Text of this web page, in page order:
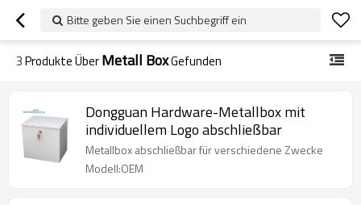
Bitte geben Sie einen Suchbegriff ein
3Produkte ÜberMetall BoxGefunden
Dongguan Hardware-Metallbox mit
individuellem Logo abschließbar
Metallbox abschließbar für verschiedene Zwecke
Modell:OEM